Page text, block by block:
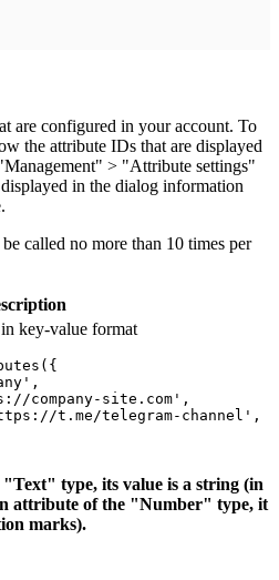
are configured in your account. To
the attribute IDs that are displayed
> "Attribute settings"
in the dialog information
called no more than 10 times per
key-value format
company-site.com',
t.me/telegram-channel',
type, its value is a string (in
attribute of the "Number" type, it
marks).